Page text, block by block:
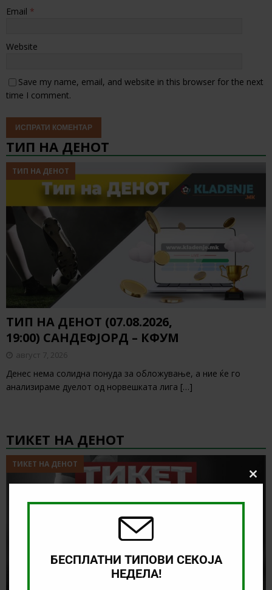
Email *
Website
Save my name, email, and website in this browser for the next
time I comment.
ТИП НА ДЕНОТ
ТИП НА ДЕНОТ
ТИП НА ДЕНОТ (07.08.2026,
19:00) САНДЕФЈОРД – КФУМ
август 7, 2026
Денес нема солидна понуда за обложување, а ние ќе го
анализираме дуелот од норвешката лига […]
ТИКЕТ НА ДЕНОТ
ТИКЕТ НА ДЕНОТ
БЕСПЛАТНИ ТИПОВИ СЕКОЈА
НЕДЕЛА!